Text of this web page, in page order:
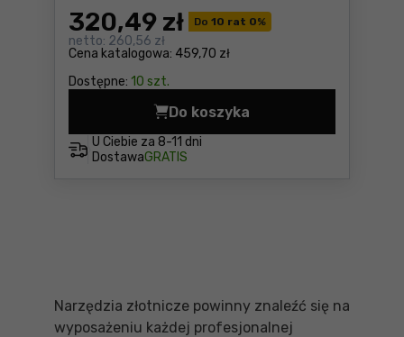
Do 10 rat 0%
Cena katalogowa: 459,70 zł
320,49 zł
netto: 260,56 zł
Dostępne: 10 szt.
U Ciebie za 8-11 dni
DostawaGRATIS
Do koszyka
Mikrowiertarka Proxxon
Narzędzia złotnicze powinny znaleźć się na
wyposażeniu każdej profesjonalnej